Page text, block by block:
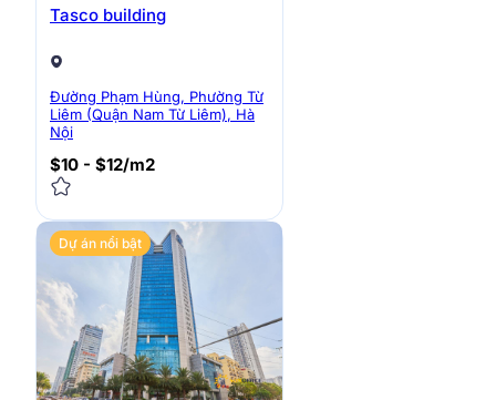
Tasco building
Đường Phạm Hùng, Phường Từ
Liêm (Quận Nam Từ Liêm), Hà
Nội
$10 - $12/m2
Dự án nổi bật